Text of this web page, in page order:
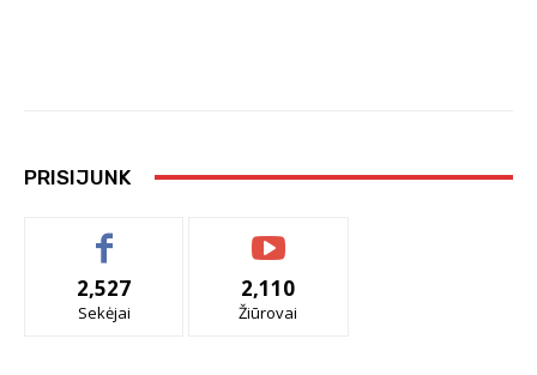
PRISIJUNK
2,527
Sekėjai
2,110
Žiūrovai